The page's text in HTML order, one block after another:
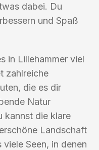
dabei. Du
und Spaß
in Lillehammer viel
zahlreiche
die es dir
Natur
kannst die klare
Landschaft
Seen, in denen